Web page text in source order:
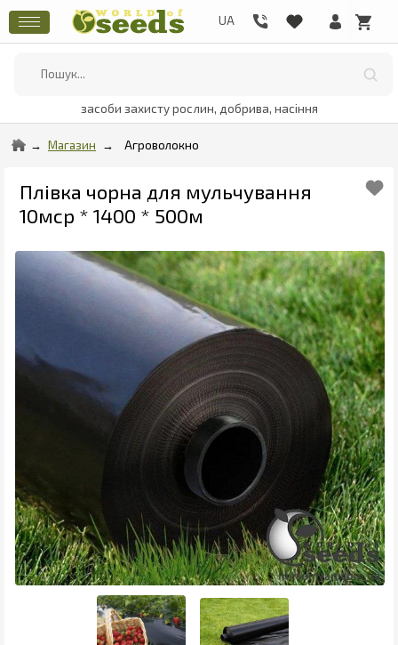
засоби захисту рослин, добрива, насіння
Магазин Агроволокно
Плівка чорна для мульчування
10мср * 1400 * 500м